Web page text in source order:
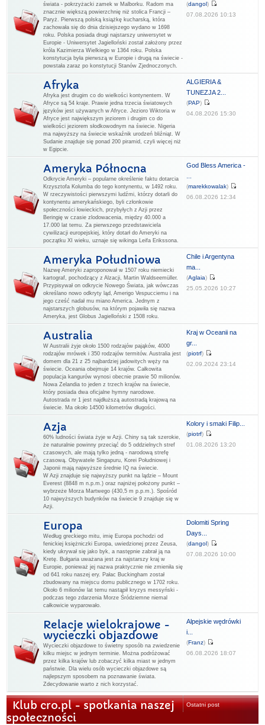
świata - pokrzyżacki zamek w Malborku. Radom ma
znacznie większą powierzchnię niż stolica Francji –
Paryż. Pierwszą polską książkę kucharską, która
zachowała się do dnia dzisiejszego wydano w 1698
roku. Polska posiada drugi najstarszy uniwersytet w
Europie - Uniwersytet Jagielloński został założony przez
króla Kazimierza Wielkiego w 1364 roku. Polska
konstytucja była pierwszą w Europie i drugą na świecie -
powstała zaraz po konstytucji Stanów Zjednoczonych.
(dangol)
07.08.2026 10:13
Afryka
Afryka jest drugim co do wielkości kontynentem. W
Afryce są 54 kraje. Prawie jedna trzecia światowych
języków jest używanych w Afryce. Jezioro Wiktoria w
Afryce jest największym jeziorem i drugim co do
wielkości jeziorem słodkowodnym na świecie. Nigeria
ma najwyższy na świecie wskaźnik urodzeń bliźniąt. W
Sudanie znajduje się ponad 200 piramid, czyli więcej niż
w Egipcie.
ALGIERIA &
TUNEZJA 2...
(PAP)
04.08.2026 15:30
Ameryka Północna
Odkrycie Ameryki – popularne określenie faktu dotarcia
Krzysztofa Kolumba do tego kontynentu, w 1492 roku.
W rzeczywistości pierwszymi ludźmi, którzy dotarli do
kontynentu amerykańskiego, byli członkowie
społeczności łowieckich, przybyłych z Azji przez
Beringię w czasie zlodowacenia, między 40.000 a
17.000 lat temu. Za pierwszego przedstawiciela
cywilizacji europejskiej, który dotarł do Ameryki na
początku XI wieku, uznaje się wikinga Leifa Erikssona.
God Bless America -
(marekkowalak)
06.08.2026 12:34
Ameryka Południowa
Nazwę Ameryki zaproponował w 1507 roku niemiecki
kartograf, pochodzący z Alzacji, Martin Waldseemüller.
Przypisywał on odkrycie Nowego Świata, jak wówczas
określano nowo odkryty ląd, Amerigo Vespucciemu i na
jego cześć nadał mu miano America. Jednym z
najstarszych globusów, na którym pojawiła się nazwa
Ameryka, jest Globus Jagielloński z 1508 roku.
Chile i Argentyna
ma...
(Aglaia)
25.05.2026 10:27
Australia
W Australii żyje około 1500 rodzajów pająków, 4000
rodzajów mrówek i 350 rodzajów termitów. Australia jest
domem dla 21 z 25 najbardziej jadowitych węży na
świecie. Oceania obejmuje 14 krajów. Całkowita
populacja kangurów wynosi obecnie prawie 50 milionów.
Nowa Zelandia to jeden z trzech krajów na świecie,
który posiada dwa oficjalne hymny narodowe.
Autostrada nr 1 jest najdłuższą autostradą krajową na
świecie. Ma około 14500 kilometrów długości.
Kraj w Oceanii na
gr...
(piotrf)
02.09.2024 23:14
Azja
60% ludności świata żyje w Azji. Chiny są tak szerokie,
że naturalnie powinny przeciąć do 5 oddzielnych stref
czasowych, ale mają tylko jedną - narodową strefę
czasową. Obywatele Singapuru, Korei Południowej i
Japonii mają najwyższe średnie IQ na świecie.
W Azji znajduje się najwyższy punkt na lądzie – Mount
Everest (8848 m n.p.m.) oraz najniżej położony punkt –
wybrzeże Morza Martwego (430,5 m p.p.m.). Spośród
10 najwyższych budynków na świecie 9 znajduje się w
Azji.
Kolory i smaki Filip...
(piotrf)
01.08.2026 13:20
Europa
Według greckiego mitu, imię Europa pochodzi od
fenickiej księżniczki Europa, uwiedzionej przez Zeusa,
kiedy ukrywał się jako byk, a następnie zabrał ją na
Kretę. Bułgaria uważana jest za najstarszy kraj w
Europie, ponieważ jej nazwa praktycznie nie zmieniła się
od 641 roku naszej ery. Pałac Buckingham został
zbudowany na miejscu domu publicznego w 1702 roku.
Około 6 milionów lat temu nastąpił kryzys messyński -
podczas tego zdarzenia Morze Śródziemne niemal
całkowicie wyparowało.
Dolomiti Spring
Days...
(dangol)
07.08.2026 10:00
Relacje wielokrajowe -
wycieczki objazdowe
Wycieczki objazdowe to świetny sposób na zwiedzenie
kilku miejsc w jednym terminie. Można podróżować
przez kilka krajów lub zobaczyć kilka miast w jednym
państwie. Dla wielu osób wycieczki objazdowe są
najlepszym sposobem na poznawanie świata.
Zdecydowanie warto z nich korzystać.
Alpejskie wędrówki
i...
(Franz)
06.08.2026 18:07
Klub cro.pl - spotkania naszej
społeczności
Ostatni post